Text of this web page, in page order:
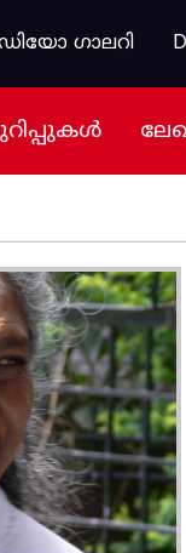
ഗാലറി